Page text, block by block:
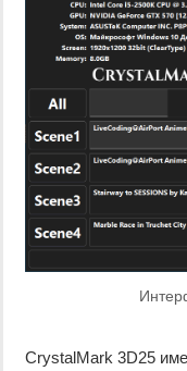
CrystalMark 3D25